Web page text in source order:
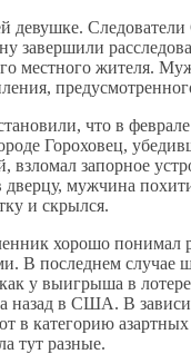
девушке.
завершили
местного жителя.
что в
Гороховец,
взломал запорное
мужчина
и скрылся.
хорошо понимал
В последнем случае
у выигрыша в
назад в США. В
в категорию
тут разные.